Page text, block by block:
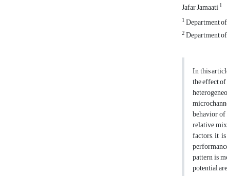
Jafar Jamaati1
1Department
2Department
In this
the effect
behavior
relative
factors, it
pattern is
potential